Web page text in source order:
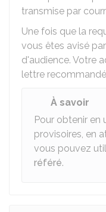
transmise par
Une fois que la
vous êtes avisé
d'audience. Votre
lettre
À savoir
Pour obtenir en
provisoires, en
vous pouvez
référé.